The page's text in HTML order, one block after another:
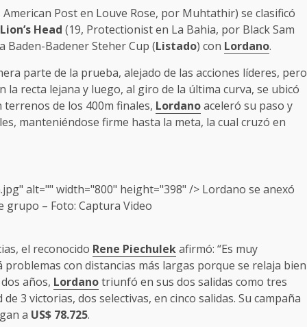
American Post en Louve Rose, por Muhtathir) se clasificó
Lion’s Head (19, Protectionist en La Bahia, por Black Sam
Baden-Badener Steher Cup (Listado) con Lordano.
parte de la prueba, alejado de las acciones líderes, pero
la recta lejana y luego, al giro de la última curva, se ubicó
terrenos de los 400m finales, Lordanoaceleró su paso y
manteniéndose firme hasta la meta, la cual cruzó en
alt="" width="800" height="398" /> Lordano se anexó
– Foto: Captura Video
el reconocido Rene Piechulekafirmó: “Es muy
con distancias más largas porque se relaja bien
años, Lordanotriunfó en sus dos salidas como tres
3 victorias, dos selectivas, en cinco salidas. Su campaña
a US$ 78.725.